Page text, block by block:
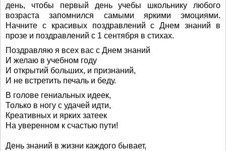
день, чтобы первый день учебы школьнику любого
возраста запомнился самыми яркими эмоциями.
Начните с красивых поздравлений с Днем знаний в
прозе и поздравлений с 1 сентября в стихах.
Поздравляю я всех вас с Днем знаний
И желаю в учебном году
И открытий больших, и признаний,
И не встретить печаль и беду.
В голове гениальных идеек,
Только в ногу с удачей идти,
Креативных и ярких затеек
На уверенном к счастью пути!
День знаний в жизни каждого бывает,